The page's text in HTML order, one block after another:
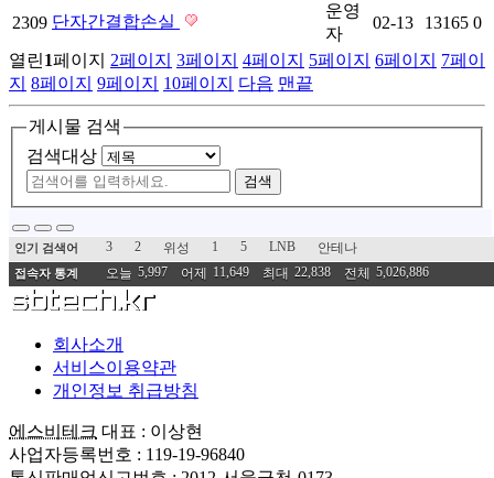
2309 단자간결합손실
운영
자
02-13 13165 0
열린1페이지 2페이지 3페이지 4페이지 5페이지 6페이지 7페이
지 8페이지 9페이지 10페이지 다음 맨끝
게시물 검색
검색대상
검색
인기 검색어 3 2 위성 1 5 LNB 안테나
접속자 통계 오늘 5,997 어제 11,649 최대 22,838 전체 5,026,886
회사소개
서비스이용약관
개인정보 취급방침
에스비테크 대표 : 이상현
사업자등록번호 : 119-19-96840